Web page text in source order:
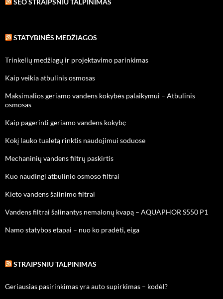
SEO STRAIPSNIU TALPINIMAS
STATYBINĖS MEDŽIAGOS
Trinkelių medžiagų ir projektavimo parinkimas
Kaip veikia atbulinis osmosas
Maksimalios geriamo vandens kokybės palaikymui – Atbulinis
osmosas
Kaip pagerinti geriamo vandens kokybę
Kokį lauko tualetą rinktis naudojimui soduose
Mechaninių vandens filtrų paskirtis
Kuo naudingi atbulinio osmoso filtrai
Kieto vandens šalinimo filtrai
Vandens filtrai šalinantys nemalonų kvapą – AQUAPHOR S550 P1
Namo statybos etapai – nuo ko pradėti, eiga
STRAIPSNIU TALPINIMAS
Geriausias pasirinkimas yra auto supirkimas – kodėl?